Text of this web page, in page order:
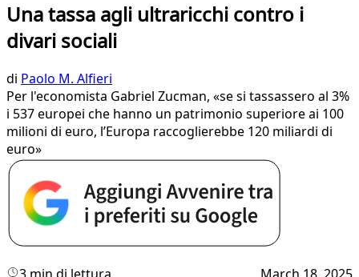
Una tassa agli ultraricchi contro i
divari sociali
di Paolo M. Alfieri
Per l'economista Gabriel Zucman, «se si tassassero al 3%
i 537 europei che hanno un patrimonio superiore ai 100
milioni di euro, l’Europa raccoglierebbe 120 miliardi di
euro»